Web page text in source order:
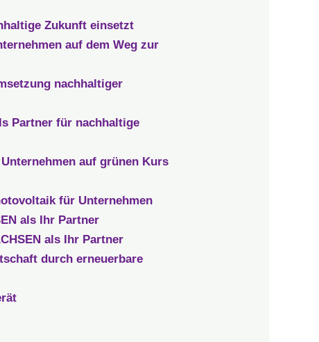
Zukunft einsetzt
auf dem Weg zur
nachhaltiger
Partner für nachhaltige
auf grünen Kurs
für Unternehmen
als Ihr Partner
als Ihr Partner
durch erneuerbare